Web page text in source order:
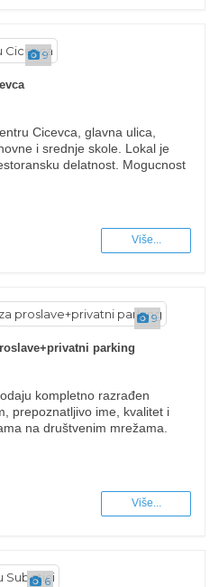
9
Cicevca, glavna ulica,
i srednje skole. Lokal je
delatnost. Mogucnost
Više...
9
parking
kompletno razrađen
prepoznatljivo ime, kvalitet i
na društvenim mrežama.
Više...
6